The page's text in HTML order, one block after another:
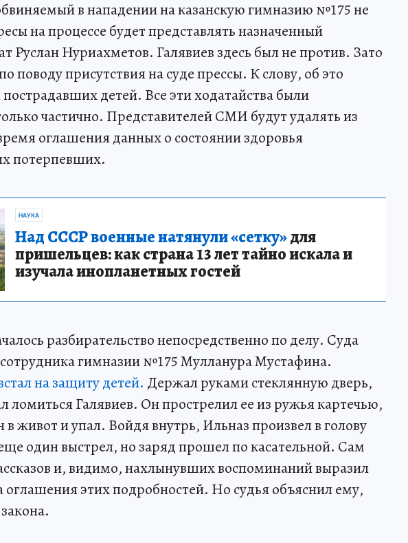
в нападении на казанскую гимназию №175 не
на процессе будет представлять назначенный
Руслан Нуриахметов. Галявиев здесь был не против. Зато
поводу присутствия на суде прессы. К слову, об это
детей. Все эти ходатайства были
частично. Представителей СМИ будут удалять из
оглашения данных о состоянии здоровья
потерпевших.
НАУКА
Над СССР военные натянули «сетку»для
пришельцев: как страна 13 лет тайно искала и
изучала инопланетных гостей
разбирательство непосредственно по делу. Суда
гимназии №175 Мулланура Мустафина.
на защиту детей. Держал руками стеклянную дверь,
ломиться Галявиев. Он прострелил ее из ружья картечью,
живот и упал. Войдя внутрь, Ильназ произвел в голову
один выстрел, но заряд прошел по касательной. Сам
и, видимо, нахлынувших воспоминаний выразил
оглашения этих подробностей. Но судья объяснил ему,